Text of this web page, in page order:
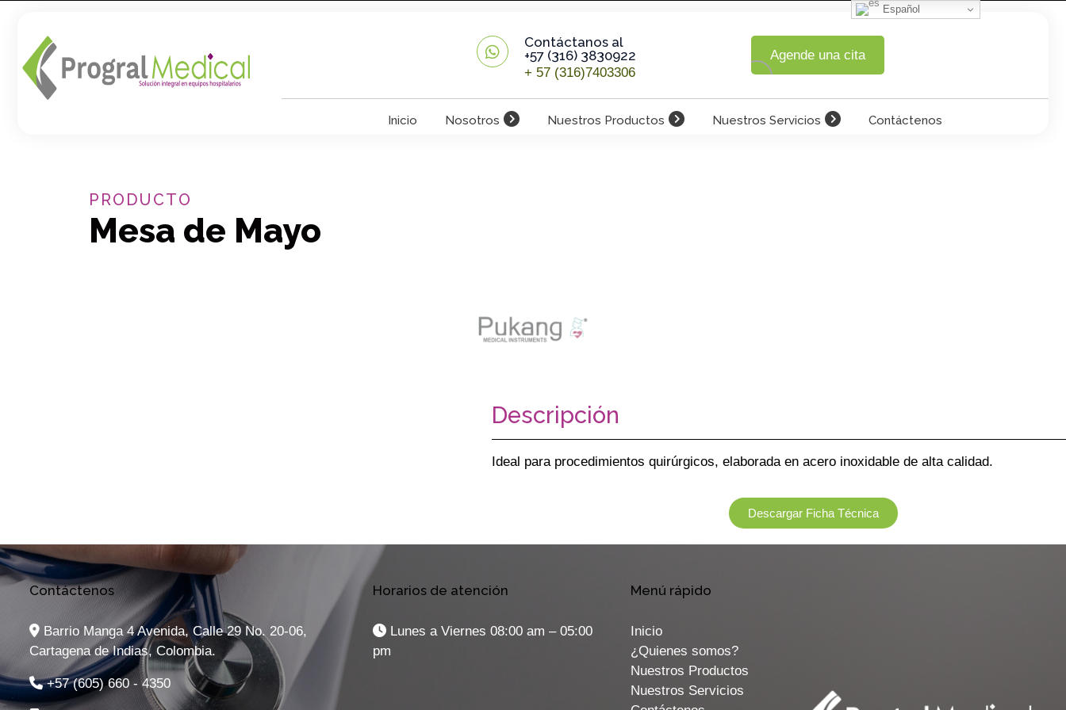
Contáctanos al
+57 (316) 3830922
+ 57 (316)7403306
Agende una cita
Inicio Nosotros Nuestros Productos Nuestros Servicios Contáctenos
PRODUCTO
Mesa de Mayo
Descripción
Ideal para procedimientos quirúrgicos, elaborada en acero inoxidable de alta calidad.
Descargar Ficha Técnica
Contáctenos
Barrio Manga 4 Avenida, Calle 29 No. 20-06,
Cartagena de Indias, Colombia.
+57 (605) 660 - 4350
Horarios de atención
Lunes a Viernes 08:00 am – 05:00
pm
Menú rápido
Inicio
¿Quienes somos?
Nuestros Productos
Nuestros Servicios
Español